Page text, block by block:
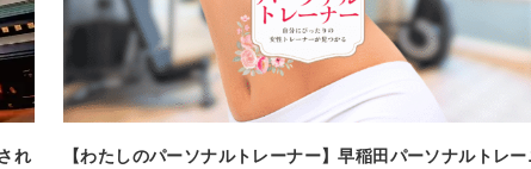
れ
【わたしのパーソナルトレーナー】早稲田パーソナルトレ